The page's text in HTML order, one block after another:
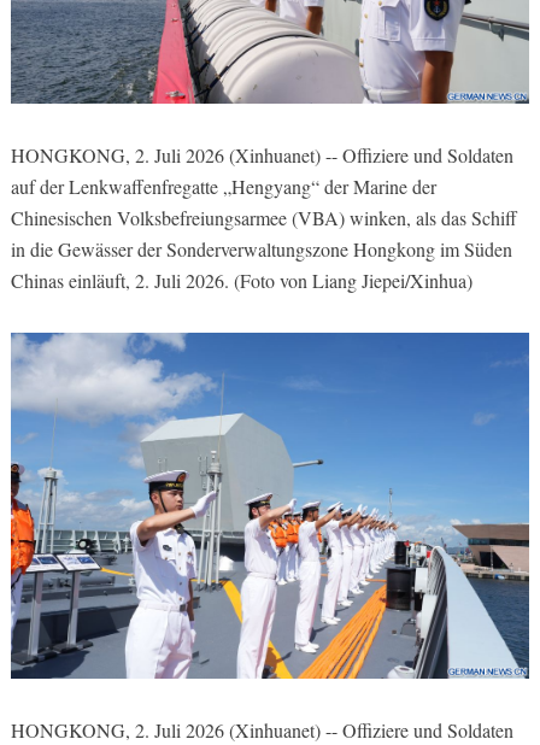
HONGKONG, 2. Juli 2026 (Xinhuanet) -- Offiziere und Soldaten
auf der Lenkwaffenfregatte „Hengyang“ der Marine der
Chinesischen Volksbefreiungsarmee (VBA) winken, als das Schiff
in die Gewässer der Sonderverwaltungszone Hongkong im Süden
Chinas einläuft, 2. Juli 2026. (Foto von Liang Jiepei/Xinhua)
HONGKONG, 2. Juli 2026 (Xinhuanet) -- Offiziere und Soldaten